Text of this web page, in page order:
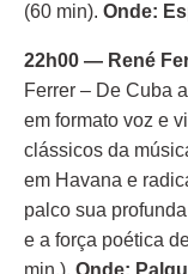
(60 min). Onde:
22h00 — René
Ferrer – De Cuba
em formato voz e
clássicos da
em Havana e
palco sua
e a força poética
min.). Onde: